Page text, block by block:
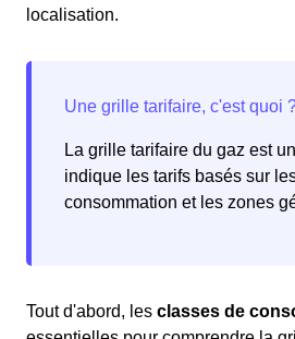
localisation.
La grille tarifaire du gaz est
indique les tarifs basés sur
consommation et les zones
Tout d'abord, les classes de